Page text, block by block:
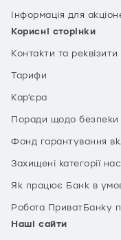
Інформація для
Корисні сторінки
Контакти та реквізити
Тарифи
Кар’єра
Поради щодо безпеки
Фонд гарантування
Захищені категорії
Як працює Банк в
Робота ПриватБанку
Наші сайти